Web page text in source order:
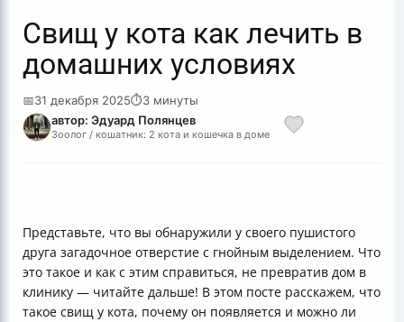
Свищ у кота как лечить в
домашних условиях
📅31 декабря 2025⏱3 минуты
автор: Эдуард Полянцев
Зоолог / кошатник: 2 кота и кошечка в доме
Представьте, что вы обнаружили у своего пушистого
друга загадочное отверстие с гнойным выделением. Что
это такое и как с этим справиться, не превратив дом в
клинику — читайте дальше! В этом посте расскажем, что
такое свищ у кота, почему он появляется и можно ли